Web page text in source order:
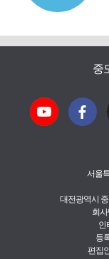
중
서울
대전광역시
회
인
등
편집